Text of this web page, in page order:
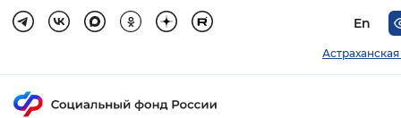
En